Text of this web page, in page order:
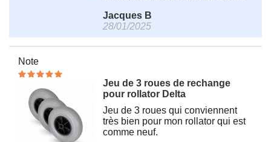
Jacques B
28/01/2025
Note
Jeu de 3 roues de rechange
pour rollator Delta
Jeu de 3 roues qui conviennent
très bien pour mon rollator qui est
comme neuf.